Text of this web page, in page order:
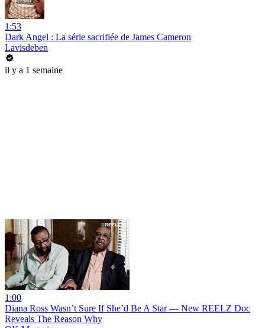
1:53
Dark Angel : La série sacrifiée de James Cameron
Lavisdeben
il y a 1 semaine
1:00
Diana Ross Wasn’t Sure If She’d Be A Star — New REELZ Doc
Reveals The Reason Why